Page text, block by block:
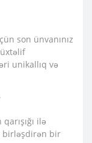
son ünvanınız
unikallıq və
ilə
birləşdirən bir